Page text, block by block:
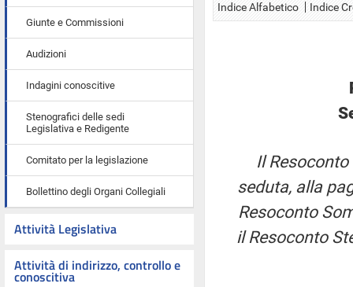
Giunte e Commissioni
Audizioni
Indagini conoscitive
Stenografici delle sedi
Legislativa e Redigente
Comitato per la legislazione
Bollettino degli Organi Collegiali
Attività Legislativa
Attività di indirizzo, controllo e
conoscitiva
Indice Alfabetico Indice
Il
seduta, alla
Resoconto
il Resoconto